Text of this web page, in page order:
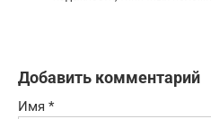
Добавить комментарий
Имя *